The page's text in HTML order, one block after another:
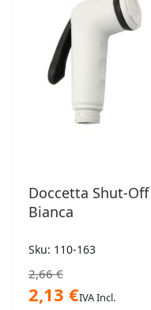
Doccetta Shut-Off
Bianca
Sku: 110-163
2,66 €
2,13 €IVA Incl.